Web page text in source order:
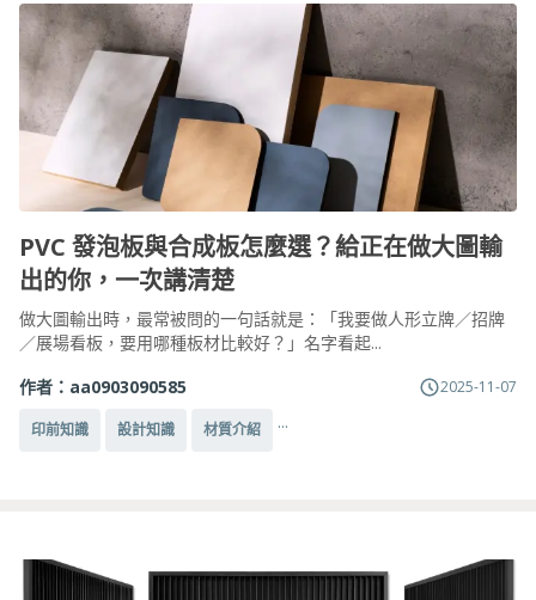
PVC 發泡板與合成板怎麼選？給正在做大圖輸
出的你，一次講清楚
做大圖輸出時，最常被問的一句話就是：「我要做人形立牌／招牌
／展場看板，要用哪種板材比較好？」名字看起...
作者： aa0903090585 2025-11-07
印前知識 設計知識 材質介紹 ...